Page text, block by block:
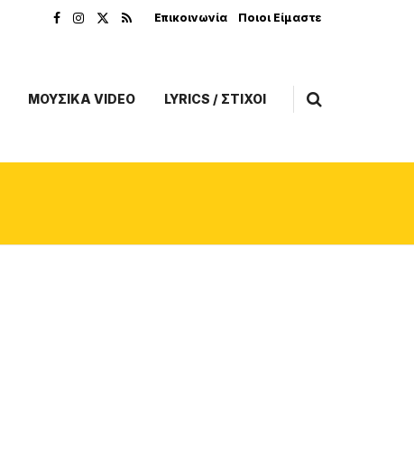
Επικοινωνία Ποιοι Είμαστε
ΜΟΥΣΙΚΑ VIDEO LYRICS / ΣΤΙΧΟΙ